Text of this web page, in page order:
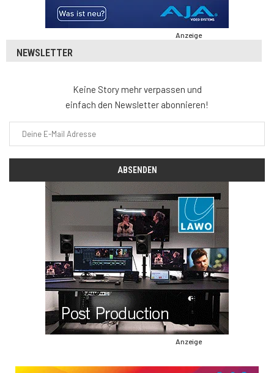
Anzeige
NEWSLETTER
Keine Story mehr verpassen und
einfach den Newsletter abonnieren!
Anzeige